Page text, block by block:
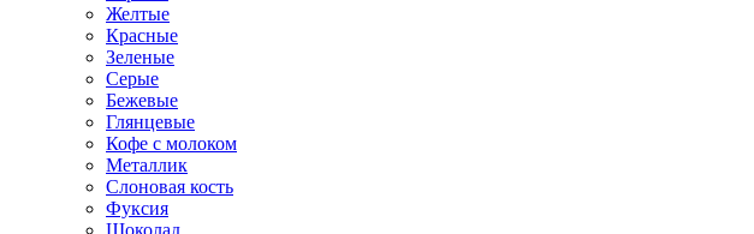
Желтые
Красные
Зеленые
Серые
Бежевые
Глянцевые
Кофе с молоком
Металлик
Слоновая кость
Фуксия
Шоколад